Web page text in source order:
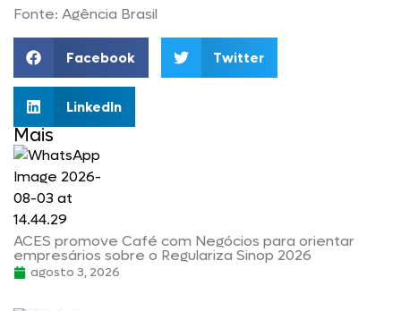
Fonte: Agência Brasil
Facebook Twitter
LinkedIn
Mais
ACES promove Café com Negócios para orientar
empresários sobre o Regulariza Sinop 2026
agosto 3, 2026